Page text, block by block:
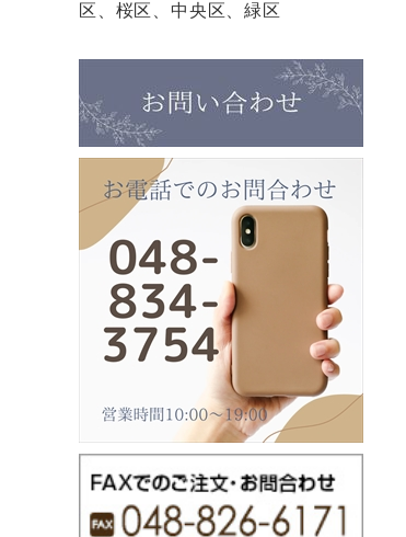
区、桜区、中央区、緑区